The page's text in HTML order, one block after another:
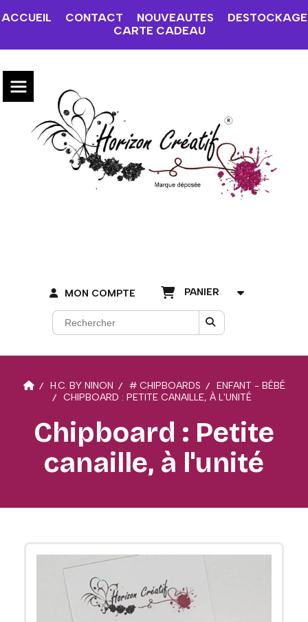
ACCUEIL CONTACT NOUVEAUTES
DESTOCKAGE
CARTE CADEAU
MON COMPTE PANIER
H.C. BY NINON # CHIPBOARDS
ENFANT - BÉBÉ
CHIPBOARD : PETITE CANAILLE, À L'UNITÉ
Chipboard : Petite
canaille, à l'unité